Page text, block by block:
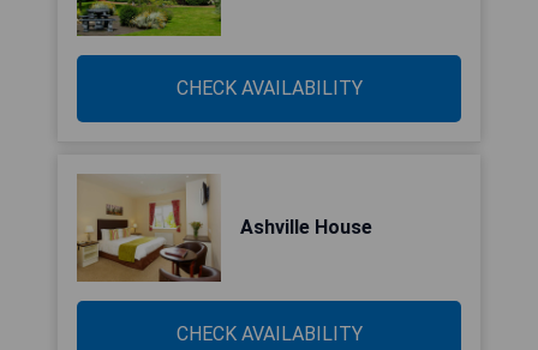
CHECK AVAILABILITY
Ashville House
CHECK AVAILABILITY